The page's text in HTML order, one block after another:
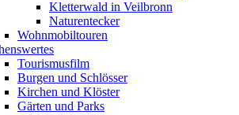
Kletterwald in Veilbronn
Naturentecker
Wohnmobiltouren
Tourismusfilm
Burgen und Schlösser
Kirchen und Klöster
Gärten und Parks